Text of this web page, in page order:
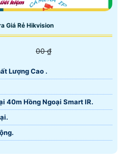
Giá Rẻ Hikvision
00 ₫
Lượng Cao .
40m Hồng Ngoại Smart IR.